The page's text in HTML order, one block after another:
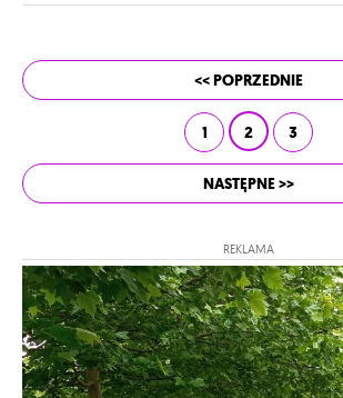
<< POPRZEDNIE
1 2 3
NASTĘPNE >>
REKLAMA